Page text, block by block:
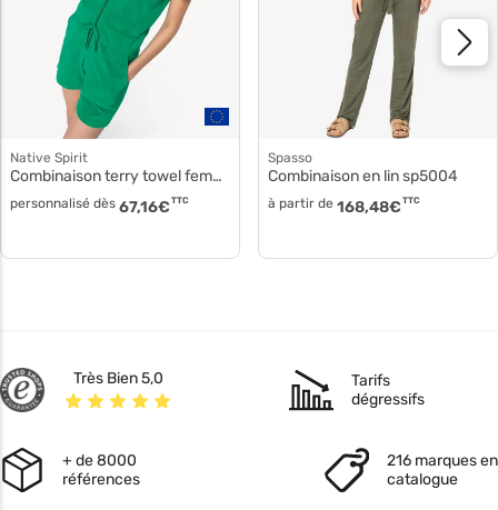
Native Spirit
Combinaison terry towel femme ns5002
personnalisé dès 67,16€ TTC
Spasso
Combinaison en lin sp5004
à partir de 168,48€ TTC
Très Bien 5,0
Tarifs
dégressifs
+ de 8000
références
216 marques en
catalogue